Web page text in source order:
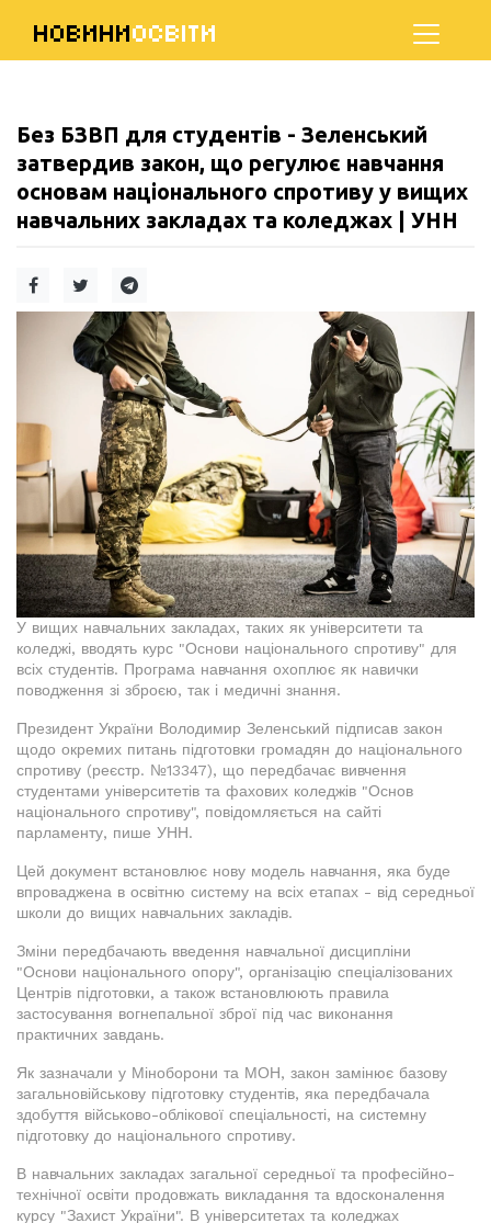
НОВИНИОСВІТИ
Без БЗВП для студентів - Зеленський
затвердив закон, що регулює навчання
основам національного спротиву у вищих
навчальних закладах та коледжах | УНН
У вищих навчальних закладах, таких як університети та
коледжі, вводять курс "Основи національного спротиву" для
всіх студентів. Програма навчання охоплює як навички
поводження зі зброєю, так і медичні знання.
Президент України Володимир Зеленський підписав закон
щодо окремих питань підготовки громадян до національного
спротиву (реєстр. №13347), що передбачає вивчення
студентами університетів та фахових коледжів "Основ
національного спротиву", повідомляється на сайті
парламенту, пише УНН.
Цей документ встановлює нову модель навчання, яка буде
впроваджена в освітню систему на всіх етапах - від середньої
школи до вищих навчальних закладів.
Зміни передбачають введення навчальної дисципліни
"Основи національного опору", організацію спеціалізованих
Центрів підготовки, а також встановлюють правила
застосування вогнепальної зброї під час виконання
практичних завдань.
Як зазначали у Міноборони та МОН, закон замінює базову
загальновійськову підготовку студентів, яка передбачала
здобуття військово-облікової спеціальності, на системну
підготовку до національного спротиву.
В навчальних закладах загальної середньої та професійно-
технічної освіти продовжать викладання та вдосконалення
курсу "Захист України". В університетах та коледжах